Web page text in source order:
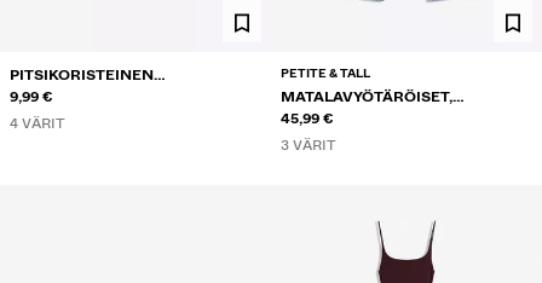
PITSIKORISTEINEN
OLKAINTOPPI NAPPIKAULA-
AUKOLLA
9,99 €
4 VÄRIT
PETITE & TALL
MATALAVYÖTÄRÖISET,
KIRJAILLUT KELLOHELMALLISET
FARKUT
45,99 €
3 VÄRIT